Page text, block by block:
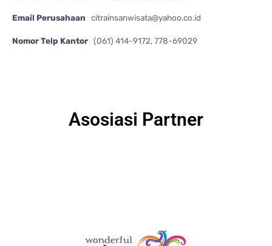
Email Perusahaan citrainsanwisata@yahoo.co.id
Nomor Telp Kantor (061) 414-9172, 778-69029
Asosiasi Partner